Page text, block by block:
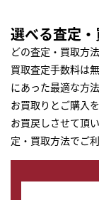
選べる査定
どの査定・買取方
買取査定手数料は
にあった最適な方
お買取りとご購入
お買戻しさせて頂
定・買取方法でご